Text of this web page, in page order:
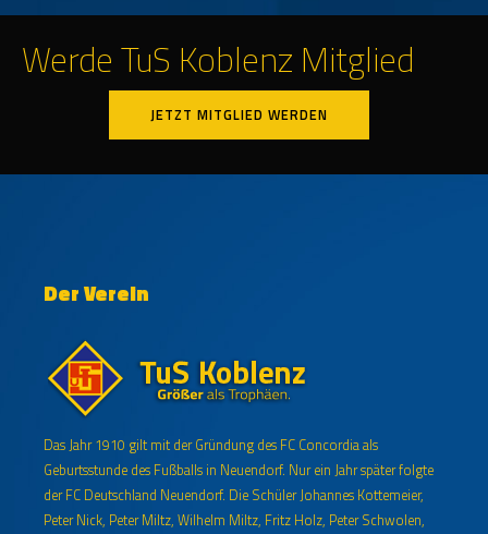
Werde TuS Koblenz Mitglied
JETZT MITGLIED WERDEN
Der Verein
Das Jahr 1910 gilt mit der Gründung des FC Concordia als
Geburtsstunde des Fußballs in Neuendorf. Nur ein Jahr später folgte
der FC Deutschland Neuendorf. Die Schüler Johannes Kottemeier,
Peter Nick, Peter Miltz, Wilhelm Miltz, Fritz Holz, Peter Schwolen,